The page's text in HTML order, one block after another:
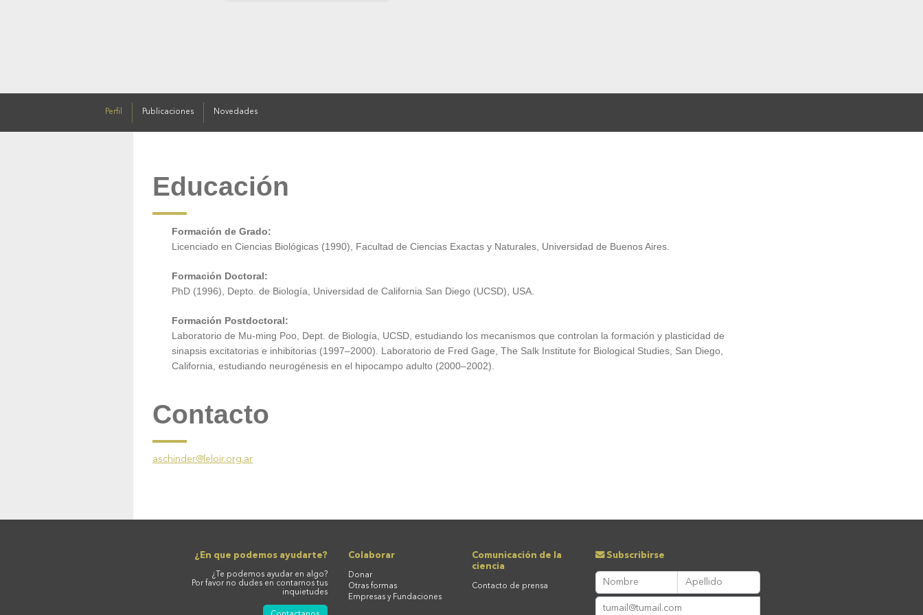
Perfil Publicaciones Novedades
Educación
Formación de Grado:
Licenciado en Ciencias Biológicas (1990) Facultad de Ciencias Exactas y Naturales, Universidad de BuenosAires.
Formación Doctoral:
PhD (1996), Depto. de Biología Universidad de California San Diego (UCSD), USA.
Formación Postdoctoral:
Laboratorio de Mu-ming Poo , Dept. de Biología, UCSD , estudiando los mecanismos que controlan la formación y plasticidad de
sinapsis excitatorias e inhibitorias (1997­–2000). Laboratorio de Fred Gage, The Salk Institute for Biological Studies, San Diego,
California, estudiando neurogénesis en el hipocampo adulto (2000–2002).
Contacto
aschinder@leloir.org.ar
¿En que podemos ayudarte?
¿Te podemos ayudar en algo?
Por favor no dudes en contarnos tus
inquietudes
Colaborar
Donar
Otras formas
Empresas y Fundaciones
Comunicación de la
ciencia
Contacto de prensa
Subscribirse